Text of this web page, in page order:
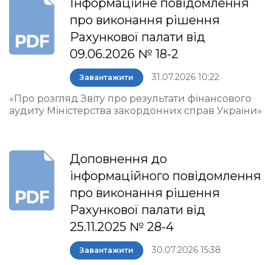
Інформаційне повідомлення
про виконання рішення
Рахункової палати від
09.06.2026 № 18-2
Завантажити 31.07.2026 10:22
«Про розгляд Звіту про результати фінансового
аудиту Міністерства закордонних справ України»
Доповнення до
інформаційного повідомлення
про виконання рішення
Рахункової палати від
25.11.2025 № 28-4
Завантажити 30.07.2026 15:38